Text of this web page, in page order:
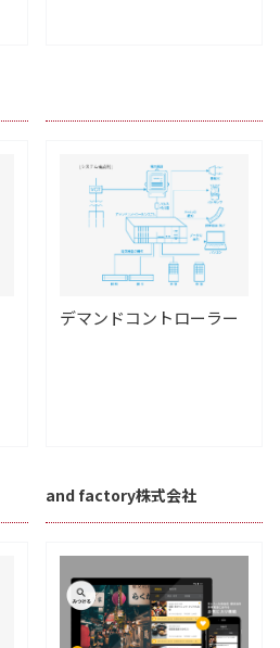
デマンドコントローラー
and factory株式会社